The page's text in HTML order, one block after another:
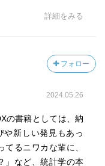
つに過ぎない。仮説
無駄な仕事を増やす
の合理化。やるべき
、成長する。
詳細をみる
フォロー
2024.05.26
の書籍としては、納
新しい発見もあっ
るニワカな輩に、
」など、統計学の本